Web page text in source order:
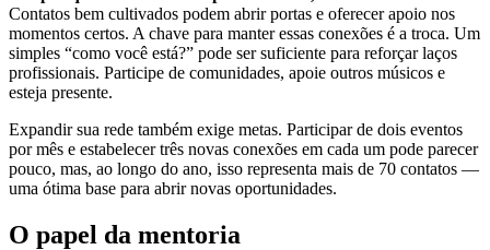
Contatos bem cultivados podem abrir portas e oferecer apoio nos
momentos certos. A chave para manter essas conexões é a troca. Um
simples “como você está?” pode ser suficiente para reforçar laços
profissionais. Participe de comunidades, apoie outros músicos e
esteja presente.
Expandir sua rede também exige metas. Participar de dois eventos
por mês e estabelecer três novas conexões em cada um pode parecer
pouco, mas, ao longo do ano, isso representa mais de 70 contatos —
uma ótima base para abrir novas oportunidades.
O papel da mentoria